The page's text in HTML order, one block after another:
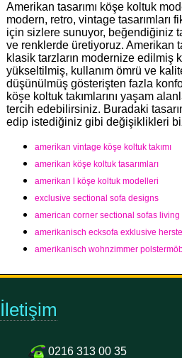
Amerikan tasarımı köşe koltuk
modern, retro, vintage tasarımları
için sizlere sunuyor, beğendiğiniz
ve renklerde üretiyoruz. Amerikan
klasik tarzların modernize edilmiş
yükseltilmiş, kullanım ömrü ve
düşünülmüş gösterişten fazla
köşe koltuk takımlarını yaşam
tercih edebilirsiniz. Buradaki
edip istediğiniz gibi değişiklikleri
amerikan vintage köşe koltuk takımı
amerikan köşe koltuk tasarımları
amerikan l köşe koltuk modelleri
exclusive sectional sofa designs
american corner sectional sofas
amerikanisch ecksofa exklusive
amerikanisch wohnzimmer
İletişim
0216 313 00 35